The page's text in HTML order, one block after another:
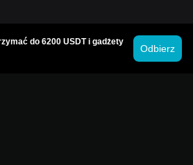
do 6200 USDT i gadżety
Odbierz